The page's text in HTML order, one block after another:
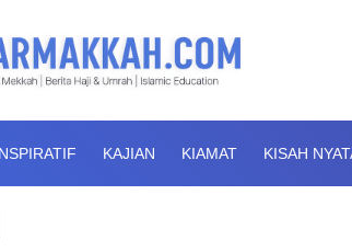
KAJIAN KIAMAT KISAH